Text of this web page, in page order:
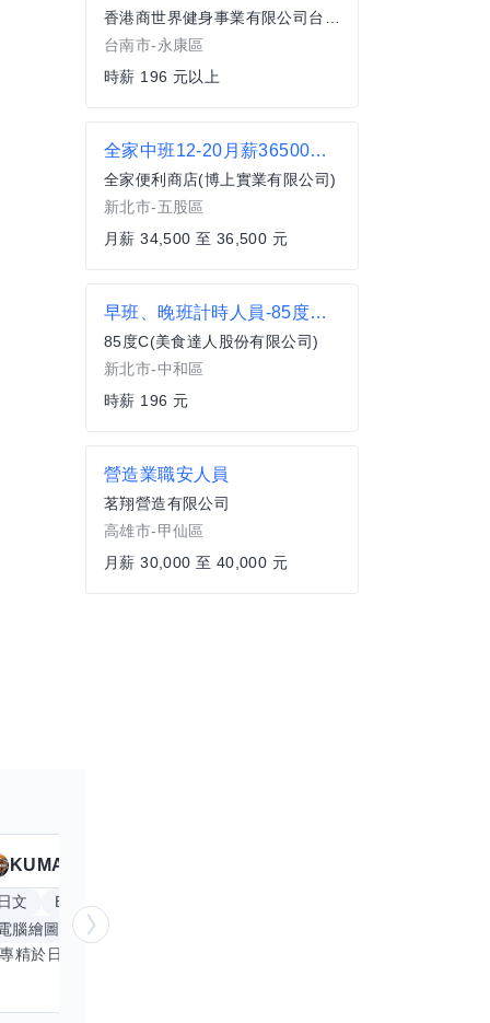
KUMA
文 Excel
腦繪圖
手繪
香港商世界健身事業有限公司台灣分公司
台南市-永康區
時薪 196 元以上
全家中班12-20月薪36500休8 五股新五義
全家便利商店(博上實業有限公司)
新北市-五股區
月薪 34,500 至 36,500 元
早班、晚班計時人員-85度C中和圓通店
85度C(美食達人股份有限公司)
新北市-中和區
時薪 196 元
營造業職安人員
茗翔營造有限公司
高雄市-甲仙區
月薪 30,000 至 40,000 元